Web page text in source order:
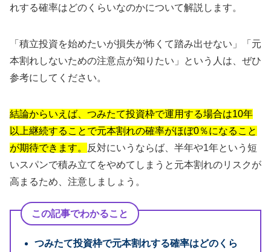
れする確率はどのくらいなのかについて解説します。
「積立投資を始めたいが損失が怖くて踏み出せない」「元
本割れしないための注意点が知りたい」という人は、ぜひ
参考にしてください。
結論からいえば、つみたて投資枠で運用する場合は10年
以上継続することで元本割れの確率がほぼ0％になること
が期待できます。
反対にいうならば、半年や1年という短
いスパンで積み立てをやめてしまうと元本割れのリスクが
高まるため、注意しましょう。
この記事でわかること
つみたて投資枠で元本割れする確率はどのくら